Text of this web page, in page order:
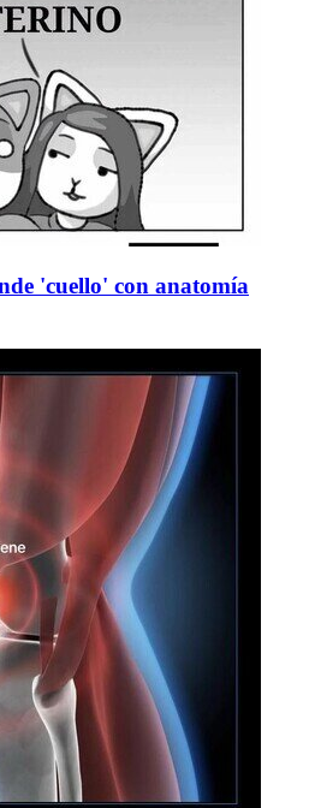
'cuello' con anatomía